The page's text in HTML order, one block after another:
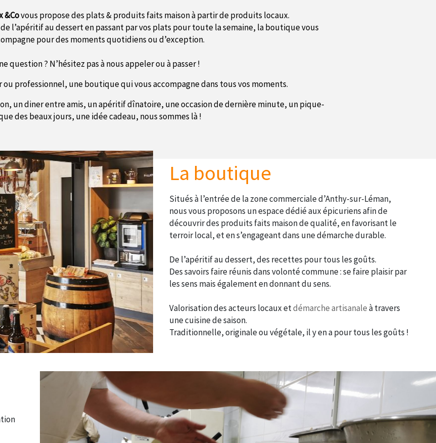
&Covous propose des plats & produits faits maison à partir de produits locaux.
de l’apéritif au dessert en passant par vos plats pour toute la semaine, la boutique vous
pour des moments quotidiens ou d’exception.
question ? N’hésitez pas à nous appeler ou à passer !
professionnel, une boutique qui vous accompagne dans tous vos moments.
un diner entre amis, un apéritif dînatoire, une occasion de dernière minute, un pique-
des beaux jours, une idée cadeau, nous sommes là !
La boutique
Situés à l’entrée de la zone commerciale d’Anthy-sur-Léman,
nous vous proposons un espace dédié aux épicuriens afin de
découvrir des produits faits maison de qualité, en favorisant le
terroir local, et en s’engageant dans une démarche durable.
De l’apéritif au dessert, des recettes pour tous les goûts.
Des savoirs faire réunis dans volonté commune : se faire plaisir par
les sens mais également en donnant du sens.
Valorisation des acteurs locaux etdémarche artisanaleà travers
une cuisine de saison.
Traditionnelle, originale ou végétale, il y en a pour tous les goûts !